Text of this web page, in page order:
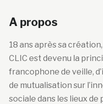
A propos
18 ans après sa
CLIC est devenu la
francophone de veille,
de mutualisation sur
sociale dans les lieux